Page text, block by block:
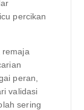
percikan
remaja
peran,
validasi
sering